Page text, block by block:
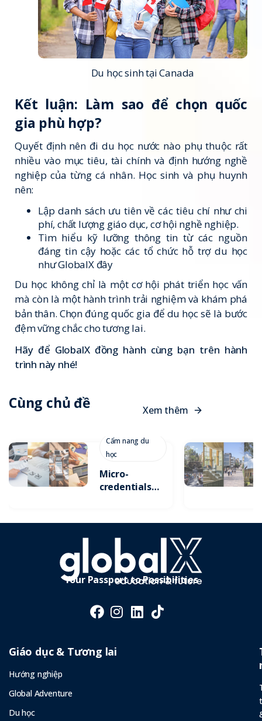
Du học sinh tại Canada
Kết luận: Làm sao để chọn quốc
gia phù hợp?
Quyết định nên đi du học nước nào phụ thuộc rất
nhiều vào mục tiêu, tài chính và định hướng nghề
nghiệp của từng cá nhân. Học sinh và phụ huynh
nên:
Lập danh sách ưu tiên về các tiêu chí như chi
phí, chất lượng giáo dục, cơ hội nghề nghiệp.
Tìm hiểu kỹ lưỡng thông tin từ các nguồn
đáng tin cậy hoặc các tổ chức hỗ trợ du học
như GlobalX đây
Du học không chỉ là một cơ hội phát triển học vấn
mà còn là một hành trình trải nghiệm và khám phá
bản thân. Chọn đúng quốc gia để du học sẽ là bước
đệm vững chắc cho tương lai.
Hãy để GlobalXđồng hành cùng bạn trên hành
trình này nhé!
Cùng chủ đề Xem thêm
Cẩm nang du
học
Micro-
credentials:
Chứng Chỉ
Ngắn Hạn Để
Gia Tăng Lợi
Thế Cạnh
Tranh
Your Passport to Possibilities
Giáo dục & Tương lai
Hướng nghiệp
Global Adventure
Du học